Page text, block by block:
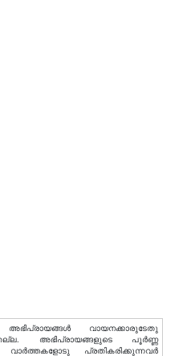
വായനക്കാരുടേതു
അഭിപ്രായങ്ങളുടെ പൂർണ്ണ
വാര്‍ത്തകളോടു പ്രതികരിക്കുന്നവര്‍